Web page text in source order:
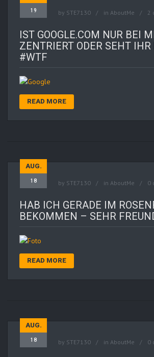
19 by STE7130 in AboutMe 2
IST GOOGLE.COM NUR BEI
ZENTRIERT ODER SEHT IHR
#WTF
READ MORE
AUG.
18 by STE7130 in AboutMe 0
HAB ICH GERADE IM
BEKOMMEN – SEHR
READ MORE
AUG.
18 by STE7130 in AboutMe 0